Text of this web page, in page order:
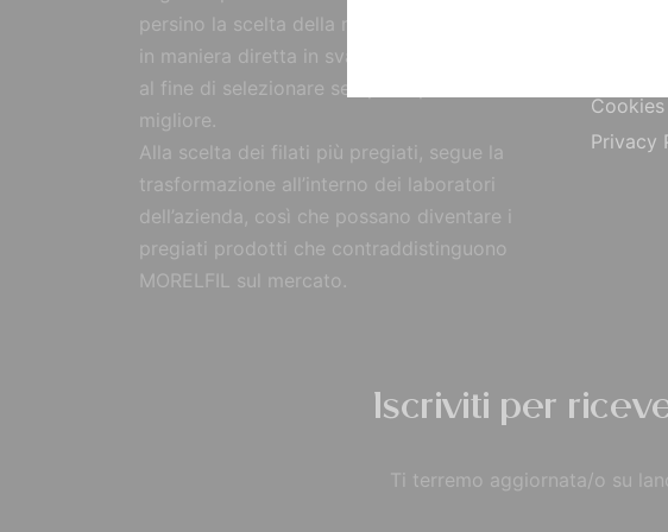
persino la scelta della materia prima, reperita
in maniera diretta in svariate parti del mondo
al fine di selezionare sempre il prodotto
migliore.
Alla scelta dei filati più pregiati, segue la
trasformazione all’interno dei laboratori
dell’azienda, così che possano diventare i
pregiati prodotti che contraddistinguono
MORELFIL sul mercato.
Privacy
Iscriviti per
Ti terremo aggiornata/o su